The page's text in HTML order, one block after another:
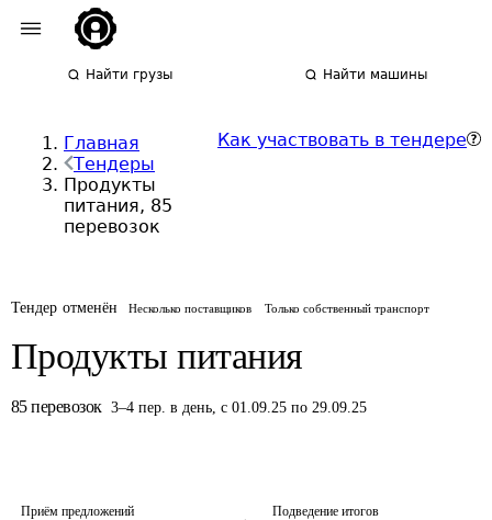
Найти грузы Найти машины
Главная
Тендеры
Продукты
питания, 85
перевозок
Как участвовать в тендере
Тендер отменён Несколько поставщиков Только собственный транспорт
Продукты питания
85 перевозок 3–4 пер. в день, с 01.09.25 по 29.09.25
Приём предложений
Подведение итогов